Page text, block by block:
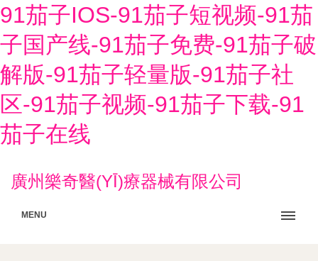
91茄子IOS-91茄子短视频-91茄
子国产线-91茄子免费-91茄子破
解版-91茄子轻量版-91茄子社
区-91茄子视频-91茄子下载-91
茄子在线
廣州樂奇醫(YĪ)療器械有限公司
MENU